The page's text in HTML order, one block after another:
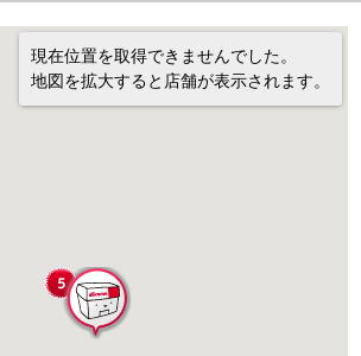
現在位置を取得できませんでした。
地図を拡大すると店舗が表示されます。